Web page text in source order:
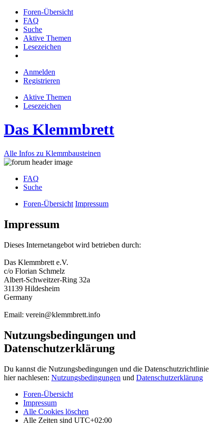
Foren-Übersicht
FAQ
Suche
Aktive Themen
Lesezeichen
Anmelden
Registrieren
Aktive Themen
Lesezeichen
Das Klemmbrett
Alle Infos zu Klemmbausteinen
FAQ
Suche
Foren-Übersicht Impressum
Impressum
Dieses Internetangebot wird betrieben durch:
Das Klemmbrett e.V.
c/o Florian Schmelz
Albert-Schweitzer-Ring 32a
31139 Hildesheim
Germany
Email: verein@klemmbrett.info
Nutzungsbedingungen und
Datenschutzerklärung
Du kannst die Nutzungsbedingungen und die Datenschutzrichtlinie
hier nachlesen: Nutzungsbedingungen und Datenschutzerklärung
Foren-Übersicht
Impressum
Alle Cookies löschen
Alle Zeiten sind UTC+02:00